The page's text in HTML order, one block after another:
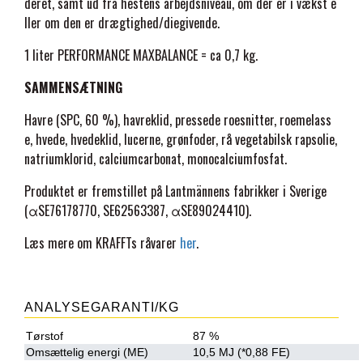
PREMIER EQUINE KØLETERAPI
PREMIER EQUINE GROOMING & STALD
PREMIER EQUINE RYTTER
LIKIT
NAF
PHARMACARE
RACING TACK
PATENTERET PROCESS
SPC er baseret på et patent indenfor Lantmännen og er udviklet i
samarbejde med forskere og førende professionelle indenfor
Læs mere om SPC og AFher.
ller om den er drægtighed/diegivende.
1 liter PERFORMANCE MAXBALANCE = ca 0,7 kg.
SAMMENSÆTNING
Havre (SPC, 60 %), havreklid, pressede roesnitter, roemelass
e, hvede, hvedeklid, lucerne, grønfoder, rå vegetabilsk rapsolie,
natriumklorid, calciumcarbonat, monocalciumfosfat.
Produktet er fremstillet på Lantmännens fabrikker i Sverige
(αSE76178770, SE62563387, αSE89024410).
Læs mere om KRAFFTs råvarer her.
ANALYSEGARANTI/KG
Tørstof
87 %
Omsættelig energi (ME)
10,5 MJ (*0,88 FE)